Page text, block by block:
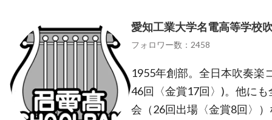
愛知工業大学名電高等学校
フォロワー数：2458
1955年創部。全日本吹奏楽
46回〈金賞17回〉)。他に
会（26回出場〈金賞8回〉